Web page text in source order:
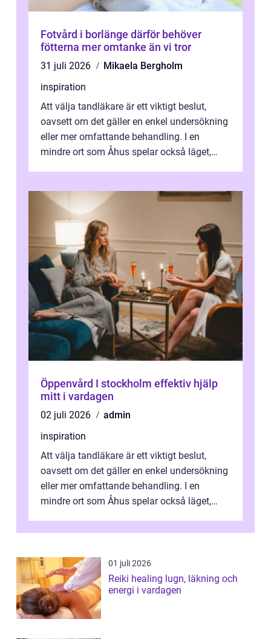
Fotvård i borlänge därför behöver
fötterna mer omtanke än vi tror
31 juli 2026
Mikaela Bergholm
inspiration
Att välja tandläkare är ett viktigt beslut,
oavsett om det gäller en enkel undersökning
eller mer omfattande behandling. I en
mindre ort som Åhus spelar också läget,
Öppenvård I stockholm effektiv hjälp
mitt i vardagen
02 juli 2026
admin
inspiration
Att välja tandläkare är ett viktigt beslut,
oavsett om det gäller en enkel undersökning
eller mer omfattande behandling. I en
mindre ort som Åhus spelar också läget,
01 juli 2026
Reiki healing lugn, läkning och
energi i vardagen